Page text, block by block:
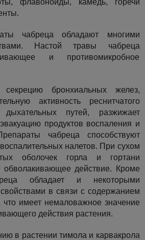
чабреца обладают многими
Настой травы чабреца
и противомикробное
секрецию бронхиальных желез,
активность реснитчатого
дыхательных путей, разжижает
продуктов воспаления и
чабреца способствуют
налетов. При сухом
оболочек горла и гортани
обволакивающее действие. Кроме
обладает и некоторыми
в связи с содержанием
имеет немаловажное значение
действия растения.
в растении тимола и карвакрола